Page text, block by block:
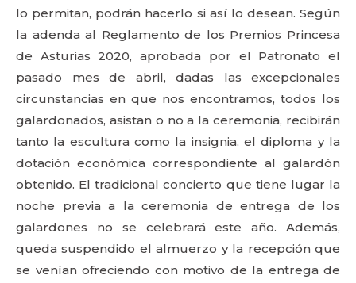
lo permitan, podrán hacerlo si así lo desean. Según
la adenda al Reglamento de los Premios Princesa
de Asturias 2020, aprobada por el Patronato el
pasado mes de abril, dadas las excepcionales
circunstancias en que nos encontramos, todos los
galardonados, asistan o no a la ceremonia, recibirán
tanto la escultura como la insignia, el diploma y la
dotación económica correspondiente al galardón
obtenido. El tradicional concierto que tiene lugar la
noche previa a la ceremonia de entrega de los
galardones no se celebrará este año. Además,
queda suspendido el almuerzo y la recepción que
se venían ofreciendo con motivo de la entrega de